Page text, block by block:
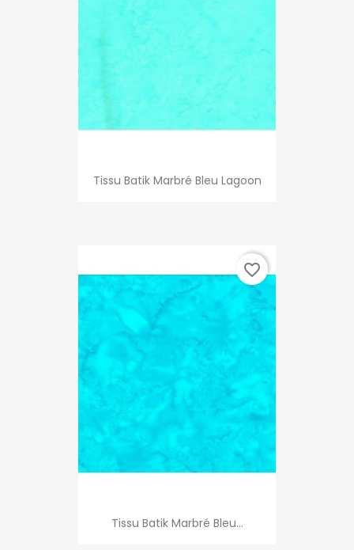
Tissu Batik Marbré Bleu Lagoon
Tissu Batik Marbré Bleu...
favorite_border